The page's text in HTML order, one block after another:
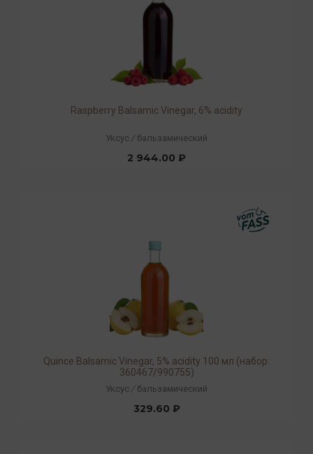
Raspberry Balsamic Vinegar, 6% acidity
Уксус / бальзамический
2 944.00 ₽
Quince Balsamic Vinegar, 5% acidity 100 мл (набор:
360467/990755)
Уксус / бальзамический
329.60 ₽